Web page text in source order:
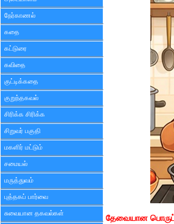
நேர்காணல்
கதை
கட்டுரை
கவிதை
குட்டிக்கதை
குறுந்தகவல்
சிரிக்க சிரிக்க
சிறுவர் பகுதி
மகளிர் மட்டும்
சமையல்
மருத்துவம்
புத்தகப் பார்வை
சுவையான தகவல்கள்
தேவையான